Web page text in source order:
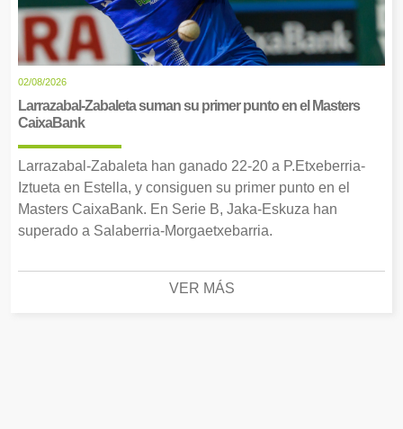
02/08/2026
Larrazabal-Zabaleta suman su primer punto en el Masters
CaixaBank
Larrazabal-Zabaleta han ganado 22-20 a P.Etxeberria-
Iztueta en Estella, y consiguen su primer punto en el
Masters CaixaBank. En Serie B, Jaka-Eskuza han
superado a Salaberria-Morgaetxebarria.
VER MÁS